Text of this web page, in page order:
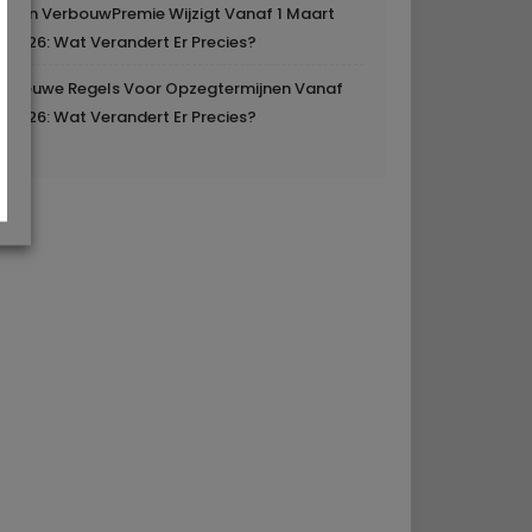
Mijn VerbouwPremie Wijzigt Vanaf 1 Maart
2026: Wat Verandert Er Precies?
Nieuwe Regels Voor Opzegtermijnen Vanaf
2026: Wat Verandert Er Precies?